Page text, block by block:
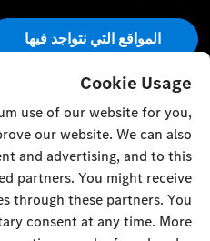
المواقع التي نتواجد فيها
أبق على اتصال
تفضل بزيارة قنواتنا الاجتماعية
مرسيدس-بنز.
Cookie Usage
use of our website for you,
our website. We can also
and advertising, and to this
partners. You might receive
through these partners. You
consent at any time. More